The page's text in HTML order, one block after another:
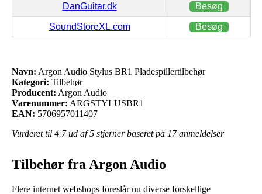
DanGuitar.dk Besøg
SoundStoreXL.com Besøg
Navn: Argon Audio Stylus BR1 Pladespillertilbehør
Kategori: Tilbehør
Producent: Argon Audio
Varenummer: ARGSTYLUSBR1
EAN: 5706957011407
Vurderet til 4.7ud af 5 stjerner baseret på 17anmeldelser
Tilbehør fra Argon Audio
Flere internet webshops foreslår nu diverse forskellige